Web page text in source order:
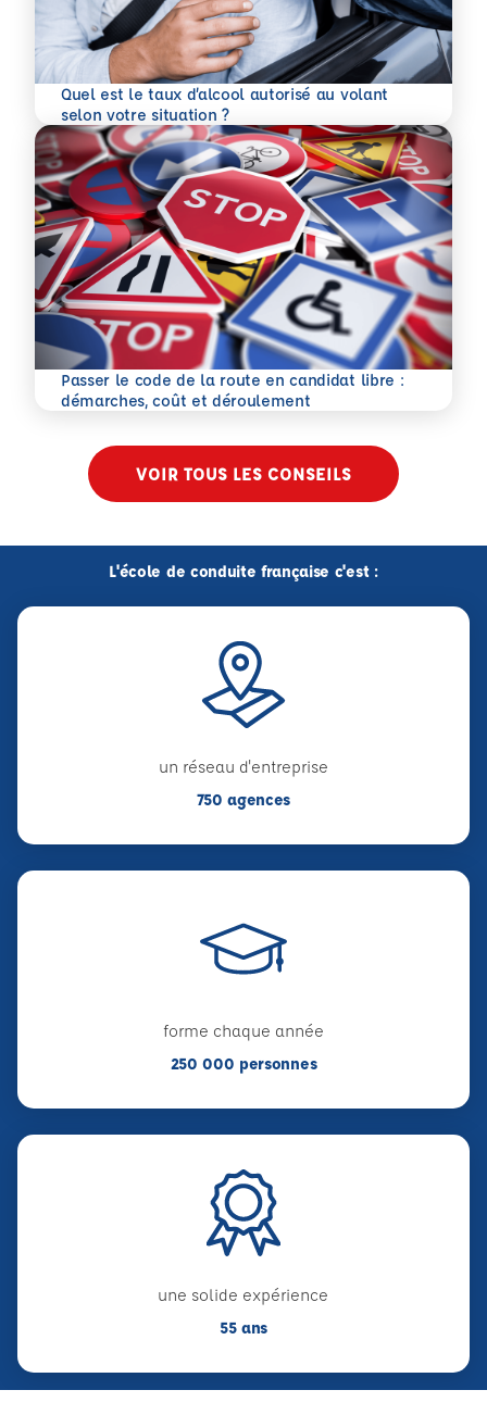
Quel est le taux d’alcool autorisé au volant
selon votre situation ?
En savoir plus
Passer le code de la route en candidat libre :
démarches, coût et déroulement
En savoir plus
VOIR TOUS LES CONSEILS
L'école de conduite française c'est :
un réseau d'entreprise
750 agences
forme chaque année
250 000 personnes
une solide expérience
55 ans